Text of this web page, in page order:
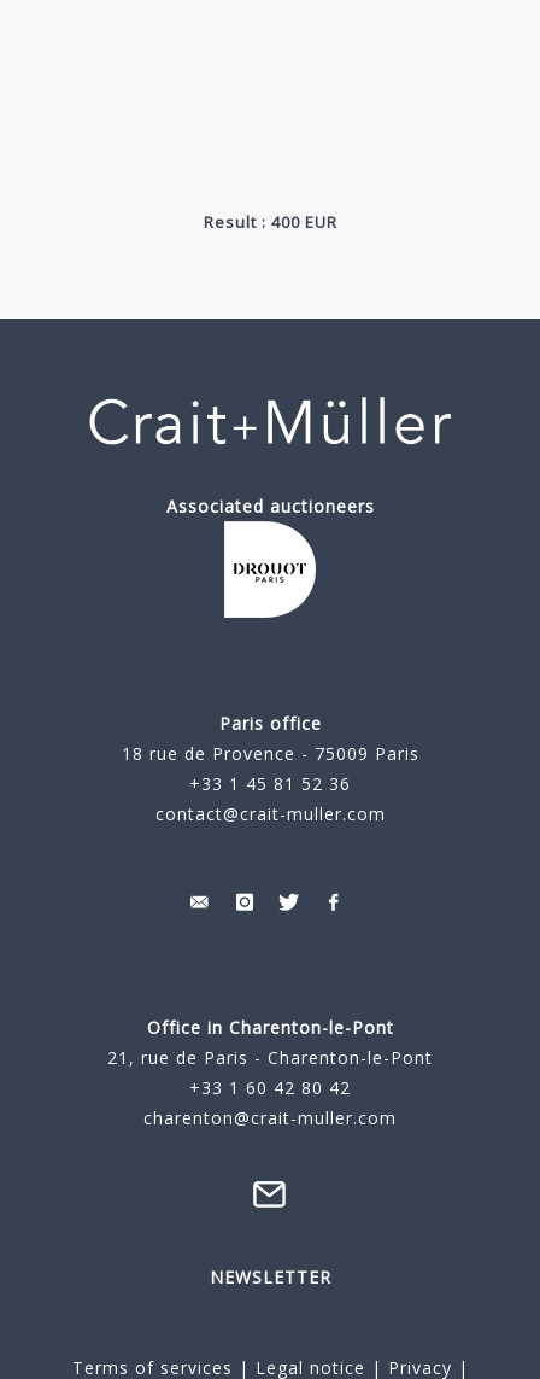
Result : 400 EUR
Associated auctioneers
Paris office
18 rue de Provence - 75009 Paris
+33 1 45 81 52 36
contact@crait-muller.com
Office in Charenton-le-Pont
21, rue de Paris - Charenton-le-Pont
+33 1 60 42 80 42
charenton@crait-muller.com
NEWSLETTER
Terms of services | Legal notice | Privacy |